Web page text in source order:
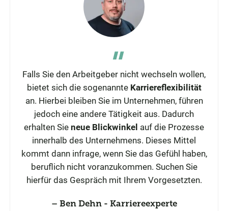
Falls Sie den Arbeitgeber nicht wechseln wollen,
bietet sich die sogenannte Karriereflexibilität
an. Hierbei bleiben Sie im Unternehmen, führen
jedoch eine andere Tätigkeit aus. Dadurch
erhalten Sie neue Blickwinkel auf die Prozesse
innerhalb des Unternehmens. Dieses Mittel
kommt dann infrage, wenn Sie das Gefühl haben,
beruflich nicht voranzukommen. Suchen Sie
hierfür das Gespräch mit Ihrem Vorgesetzten.
Ben Dehn - Karriereexperte